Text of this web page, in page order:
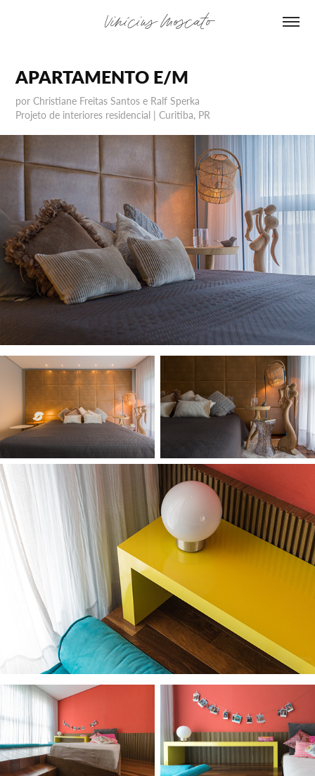
Vinícius Moscato
APARTAMENTO E/M
por Christiane Freitas Santos e Ralf Sperka
Projeto de interiores residencial | Curitiba, PR